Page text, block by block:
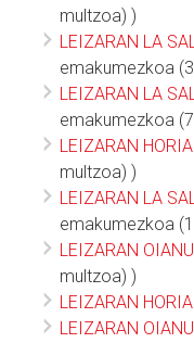
multzoa) )
LEIZARAN LA
emakumezkoa
LEIZARAN LA
emakumezkoa
LEIZARAN HORIA
multzoa) )
LEIZARAN LA
emakumezkoa
LEIZARAN
multzoa) )
LEIZARAN HORIA
LEIZARAN